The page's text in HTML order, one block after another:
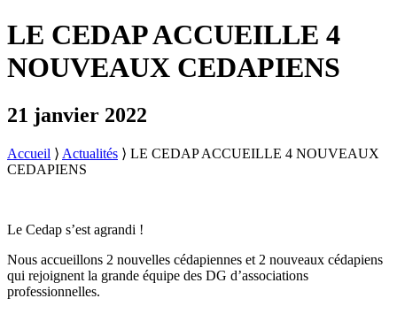
LE CEDAP ACCUEILLE 4
NOUVEAUX CEDAPIENS
21 janvier 2022
Accueil ⟩ Actualités ⟩ LE CEDAP ACCUEILLE 4 NOUVEAUX
CEDAPIENS
Le Cedap s’est agrandi !
Nous accueillons 2 nouvelles cédapiennes et 2 nouveaux cédapiens
qui rejoignent la grande équipe des DG d’associations
professionnelles.